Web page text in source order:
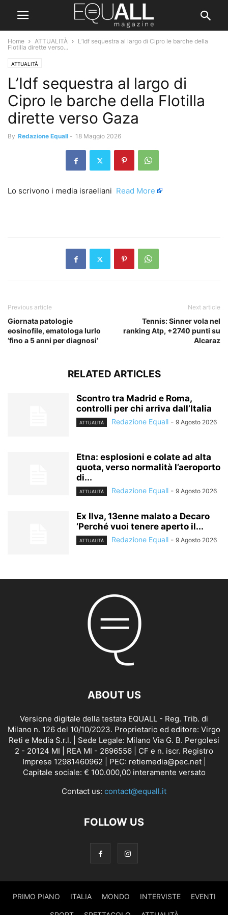
Home ATTUALITÀ
L’Idf sequestra al largo di Cipro le barche della
Flotilla dirette verso...
ATTUALITÀ
L’Idf sequestra al largo di
Cipro le barche della Flotilla
dirette verso Gaza
By Redazione Equall - 18 Maggio 2026
Lo scrivono i media israeliani ​ Read More
Previous article
Giornata patologie
eosinofile, ematologa Iurlo
‘fino a 5 anni per diagnosi’
Next article
Tennis: Sinner vola nel
ranking Atp, +2740 punti su
Alcaraz
RELATED ARTICLES
Scontro tra Madrid e Roma,
controlli per chi arriva dall’Italia
ATTUALITÀ Redazione Equall - 9 Agosto 2026
Etna: esplosioni e colate ad alta
quota, verso normalità l’aeroporto
di...
ATTUALITÀ Redazione Equall - 9 Agosto 2026
Ex Ilva, 13enne malato a Decaro
‘Perché vuoi tenere aperto il...
ATTUALITÀ Redazione Equall - 9 Agosto 2026
ABOUT US
Versione digitale della testata EQUALL - Reg. Trib. di
Milano n. 126 del 10/10/2023. Proprietario ed editore: Virgo
Reti e Media S.r.l. | Sede Legale: Milano Via G. B. Pergolesi
2 - 20124 MI | REA MI - 2696556 | CF e n. iscr. Registro
Imprese 12981460962 | PEC: retiemedia@pec.net |
Capitale sociale: € 100.000,00 interamente versato
Contact us: contact@equall.it
FOLLOW US
PRIMO PIANO ITALIA MONDO INTERVISTE EVENTI